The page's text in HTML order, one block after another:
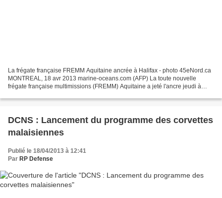
La frégate française FREMM Aquitaine ancrée à Halifax - photo 45eNord.ca
MONTREAL, 18 avr 2013 marine-oceans.com (AFP) La toute nouvelle
frégate française multimissions (FREMM) Aquitaine a jeté l'ancre jeudi à
DCNS : Lancement du programme des corvettes
malaisiennes
Publié le 18/04/2013 à 12:41
Par RP Defense